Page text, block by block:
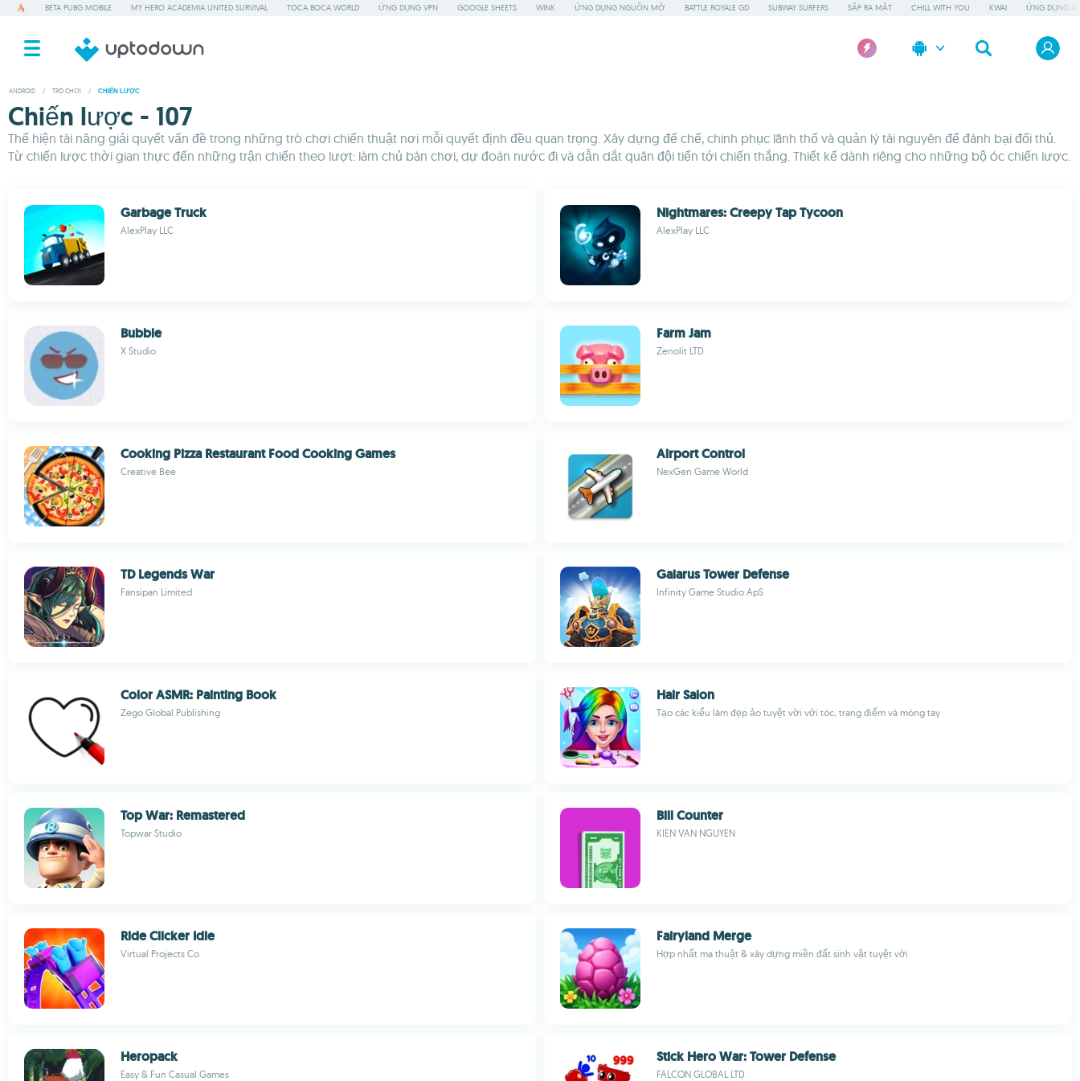
BETA PUBG MOBILE MY HERO ACADEMIA UNITED SURVIVAL TOCA BOCA WORLD ỨNG DỤNG VPN GOOGLE SHEETS WINK ỨNG DỤNG NGUỒN MỞ BATTLE ROYALE GD SUBWAY SURFERS SẮP RA MẮT CHILL WITH YOU KWAI ỨNG DỤNG AI
ANDROID / TRÒ CHƠI / CHIẾN LƯỢC
Chiến lược - 107
Thể hiện tài năng giải quyết vấn đề trong những trò chơi chiến thuật nơi mỗi quyết định đều quan trọng. Xây dựng đế chế, chinh phục lãnh thổ và quản lý tài nguyên để đánh bại đối thủ.
Từ chiến lược thời gian thực đến những trận chiến theo lượt: làm chủ bàn chơi, dự đoán nước đi và dẫn dắt quân đội tiến tới chiến thắng. Thiết kế dành riêng cho những bộ óc chiến lược.
Garbage Truck
AlexPlay LLC
Nightmares: Creepy Tap Tycoon
AlexPlay LLC
Bubble
X Studio
Farm Jam
Zenolit LTD
Cooking Pizza Restaurant Food Cooking Games
Creative Bee
Airport Control
NexGen Game World
TD Legends War
Fansipan Limited
Gaiarus Tower Defense
Infinity Game Studio ApS
Color ASMR: Painting Book
Zego Global Publishing
Hair Salon
Tạo các kiểu làm đẹp ảo tuyệt vời với tóc, trang điểm và móng tay
Top War: Remastered
Topwar Studio
Bill Counter
KIEN VAN NGUYEN
Ride Clicker Idle
Virtual Projects Co
Fairyland Merge
Hợp nhất ma thuật & xây dựng miền đất sinh vật tuyệt vời
Heropack
Easy & Fun Casual Games
Stick Hero War: Tower Defense
FALCON GLOBAL LTD